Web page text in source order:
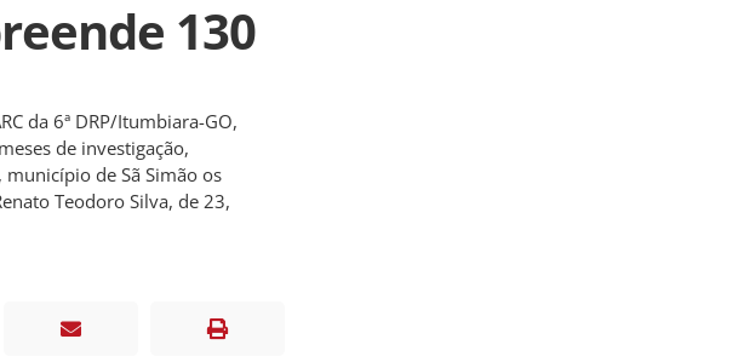
130
da 6ª DRP/Itumbiara-GO,
de investigação,
de Sã Simão os
Teodoro Silva, de 23,